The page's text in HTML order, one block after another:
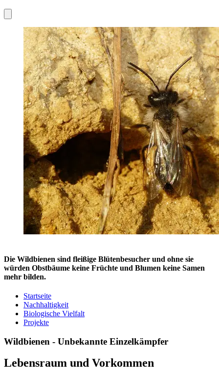
Die Wildbienen sind fleißige Blütenbesucher und ohne sie
würden Obstbäume keine Früchte und Blumen keine Samen
mehr bilden.
Startseite
Nachhaltigkeit
Biologische Vielfalt
Projekte
Wildbienen - Unbekannte Einzelkämpfer
Lebensraum und Vorkommen